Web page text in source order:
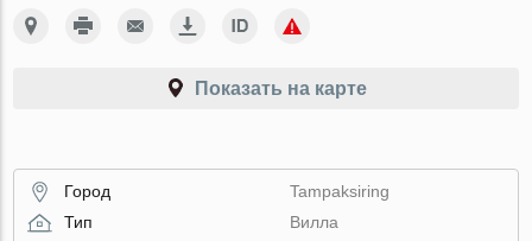
Показать на карте
Город
Tampaksiring
Тип
Вилла